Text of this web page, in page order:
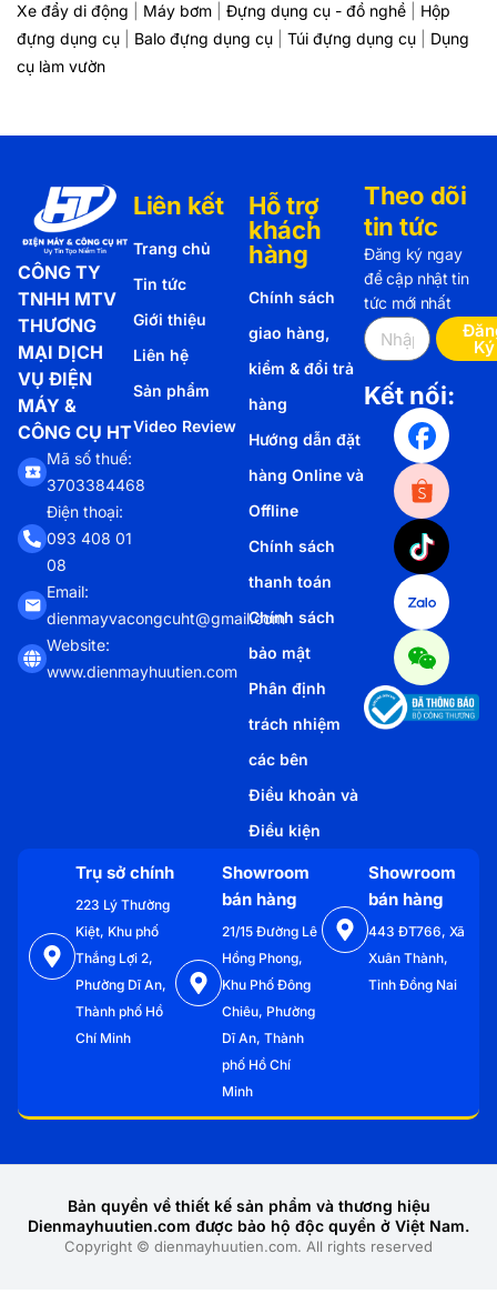
Xe đẩy di động Máy bơm Đựng dụng cụ - đồ nghề
Hộp
đựng dụng cụ
Balo đựng dụng cụ Túi đựng dụng cụ
Dụng
cụ làm vườn
CÔNG TY
TNHH MTV
THƯƠNG
MẠI DỊCH
VỤ ĐIỆN
MÁY &
CÔNG CỤ HT
Mã số thuế:
3703384468
Điện thoại:
093 408 01
08
Email:
dienmayvacongcuht@gmail.com
Website:
www.dienmayhuutien.com
Liên kết
Trang chủ
Tin tức
Giới thiệu
Liên hệ
Sản phẩm
Video Review
Hỗ trợ
khách
hàng
Chính sách
giao hàng,
kiểm & đổi trả
hàng
Hướng dẫn đặt
hàng Online và
Offline
Chính sách
thanh toán
Chính sách
bảo mật
Phân định
trách nhiệm
các bên
Điều khoản và
Điều kiện
Theo dõi
tin tức
Đăng ký ngay
để cập nhật tin
tức mới nhất
Ký
Kết nối:
Trụ sở chính
223 Lý Thường
Kiệt, Khu phố
Thắng Lợi 2,
Phường Dĩ An,
Thành phố Hồ
Chí Minh
Showroom
bán hàng
21/15 Đường Lê
Hồng Phong,
Khu Phố Đông
Chiêu, Phường
Dĩ An, Thành
phố Hồ Chí
Minh
Showroom
bán hàng
443 ĐT766, Xã
Xuân Thành,
Tỉnh Đồng Nai
Copyright © dienmayhuutien.com. All rights reserved
Bản quyền về thiết kế sản phẩm và thương hiệu
Dienmayhuutien.com được bảo hộ độc quyền ở Việt Nam.